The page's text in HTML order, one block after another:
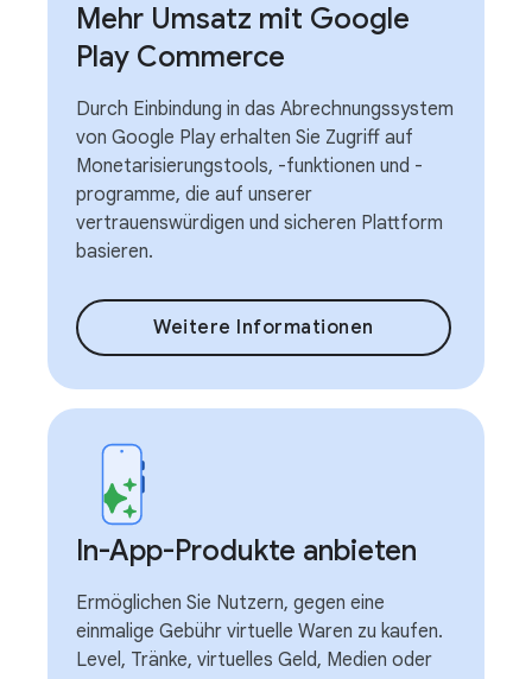
Mehr Umsatz mit Google
Play Commerce
Durch Einbindung in das Abrechnungssystem
von Google Play erhalten Sie Zugriff auf
Monetarisierungstools, -funktionen und -
programme, die auf unserer
vertrauenswürdigen und sicheren Plattform
basieren.
Weitere Informationen
In-App-Produkte anbieten
Ermöglichen Sie Nutzern, gegen eine
einmalige Gebühr virtuelle Waren zu kaufen.
Level, Tränke, virtuelles Geld, Medien oder